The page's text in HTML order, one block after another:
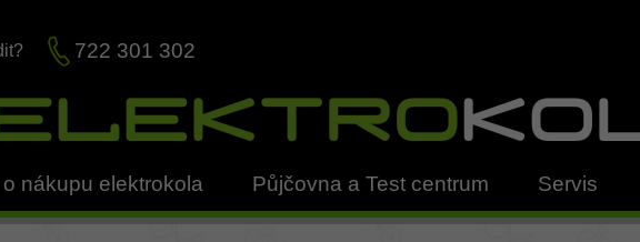
722 301 302
nákupu elektrokola Půjčovna a Test centrum Servis